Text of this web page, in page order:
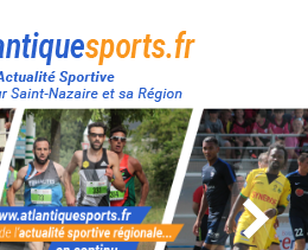
Atlantique